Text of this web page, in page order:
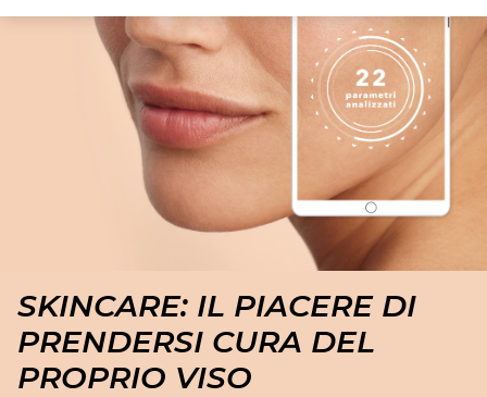
SKINCARE: IL PIACERE DI
PRENDERSI CURA DEL
PROPRIO VISO